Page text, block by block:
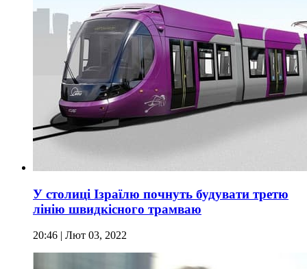
У столиці Ізраїлю почнуть будувати третю
лінію швидкісного трамваю
20:46 | Лют 03, 2022